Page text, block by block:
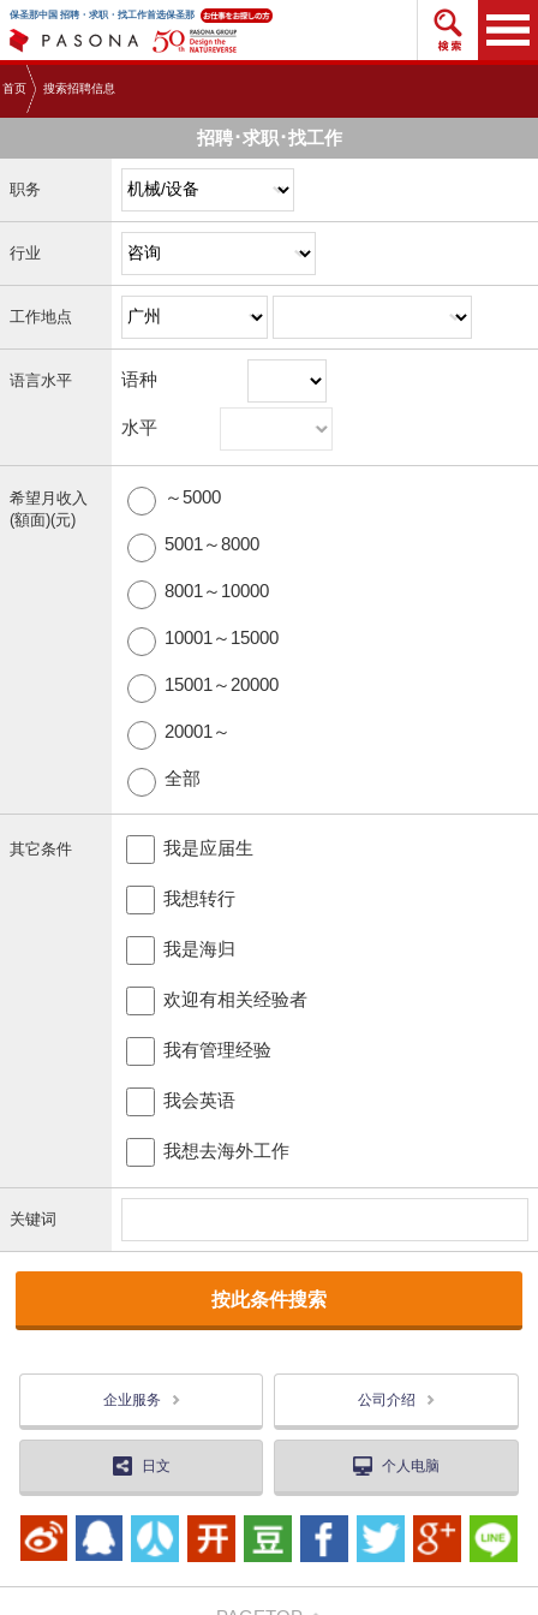
保圣那中国 招聘・求职・找工作首选保圣那 搜索
首页 搜索招聘信息
招聘･求职･找工作
职务
行业
工作地点
语言水平 语种
水平
希望月收入
(額面)(元)
～5000
5001～8000
8001～10000
10001～15000
15001～20000
20001～
全部
其它条件 我是应届生
我想转行
我是海归
欢迎有相关经验者
我有管理经验
我会英语
我想去海外工作
关键词
企业服务 公司介绍
日文 个人电脑